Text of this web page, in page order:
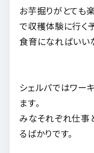
お芋掘りがとても
で収穫体験に行く
食育になればいい
シェルパではワー
ます。
みなそれぞれ仕事
るばかりです。